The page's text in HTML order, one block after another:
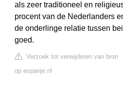
als zeer traditioneel en
procent van de Nederlanders
de onderlinge relatie tussen
goed.
Verzoek tot verwijderen van bron
op espanje.nl